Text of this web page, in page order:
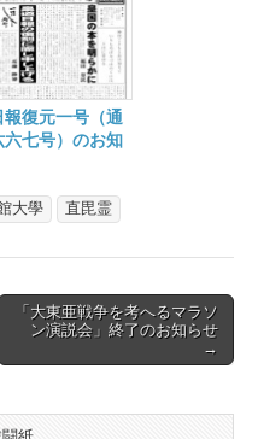
報復元一号（通
六七号）のお知
大學 直毘霊
「大東亜戦争を考へるマラソ
ン演説会」終了のお知らせ
→